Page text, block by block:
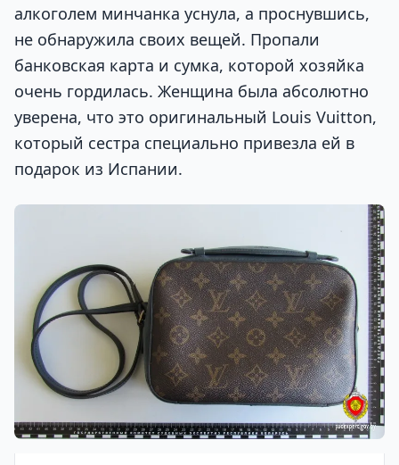
алкоголем минчанка уснула, а проснувшись,
не обнаружила своих вещей. Пропали
банковская карта и сумка, которой хозяйка
очень гордилась. Женщина была абсолютно
уверена, что это оригинальный Louis Vuitton,
который сестра специально привезла ей в
подарок из Испании.